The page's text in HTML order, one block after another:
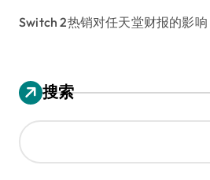
Switch 2热销对任天堂财报的影响
搜索